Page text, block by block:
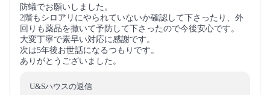
防蟻でお願いしました。
2階もシロアリにやられていないか確認して下さったり、外
回りも薬品を撒いて予防して下さったので今後安心です。
大変丁寧で素早い対応に感謝です。
次は5年後お世話になるつもりです。
ありがとうございました。
U&Sハウスの返信